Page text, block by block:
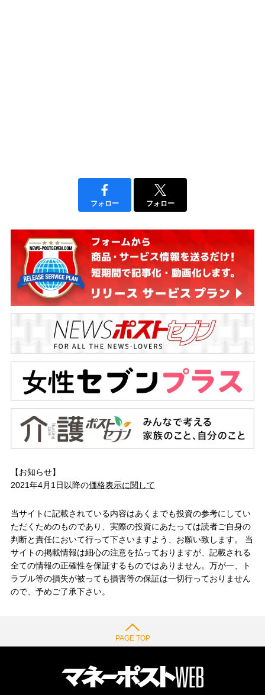
フォロー フォロー
【お知らせ】
2021年4月1日以降の価格表示に関して
当サイトに記載されている内容はあくまでも投資の参考にしてい
ただくためのものであり、実際の投資にあたっては読者ご自身の
判断と責任において行って下さいますよう、お願い致します。 当
サイトの掲載情報は細心の注意を払っておりますが、記載される
全ての情報の正確性を保証するものではありません。万が一、ト
ラブル等の損失が被っても損害等の保証は一切行っておりません
ので、予めご了承下さい。
PAGE TOP